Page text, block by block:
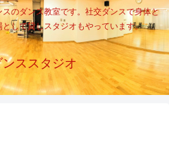
のダンス教室です。社交ダンスで身体と
して貸しスタジオもやっています。
ススタジオ